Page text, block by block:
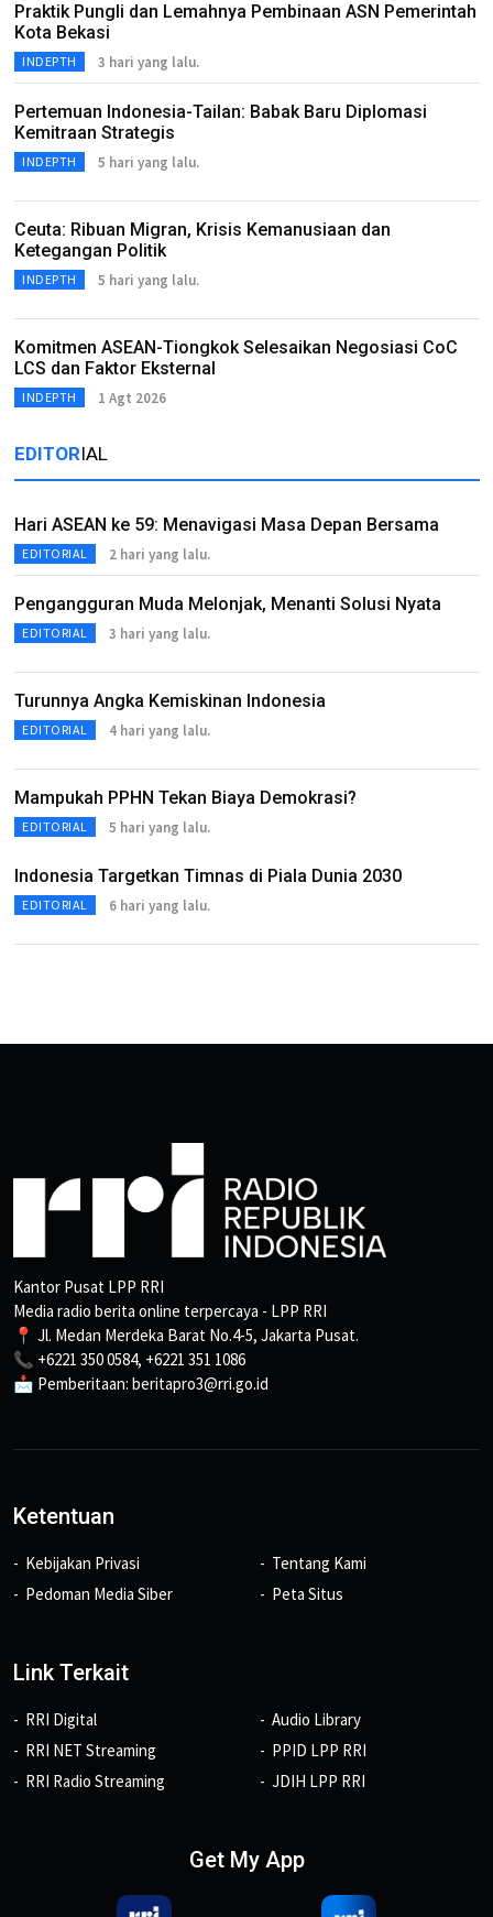
Praktik Pungli dan Lemahnya Pembinaan ASN Pemerintah
Kota Bekasi
INDEPTH 3 hari yang lalu.
Pertemuan Indonesia-Tailan: Babak Baru Diplomasi
Kemitraan Strategis
INDEPTH 5 hari yang lalu.
Ceuta: Ribuan Migran, Krisis Kemanusiaan dan
Ketegangan Politik
INDEPTH 5 hari yang lalu.
Komitmen ASEAN-Tiongkok Selesaikan Negosiasi CoC
LCS dan Faktor Eksternal
INDEPTH 1 Agt 2026
EDITORIAL
Hari ASEAN ke 59: Menavigasi Masa Depan Bersama
EDITORIAL 2 hari yang lalu.
Pengangguran Muda Melonjak, Menanti Solusi Nyata
EDITORIAL 3 hari yang lalu.
Turunnya Angka Kemiskinan Indonesia
EDITORIAL 4 hari yang lalu.
Mampukah PPHN Tekan Biaya Demokrasi?
EDITORIAL 5 hari yang lalu.
Indonesia Targetkan Timnas di Piala Dunia 2030
EDITORIAL 6 hari yang lalu.
Kantor Pusat LPP RRI
Media radio berita online terpercaya - LPP RRI
📍 Jl. Medan Merdeka Barat No.4-5, Jakarta Pusat.
📞 +6221 350 0584, +6221 351 1086
📩 Pemberitaan: beritapro3@rri.go.id
Ketentuan
Kebijakan Privasi
Pedoman Media Siber
Tentang Kami
Peta Situs
Link Terkait
RRI Digital
RRI NET Streaming
RRI Radio Streaming
Audio Library
PPID LPP RRI
JDIH LPP RRI
Get My App